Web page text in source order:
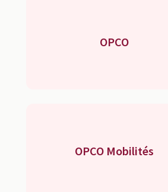
OPCO
OPCO Mobilités